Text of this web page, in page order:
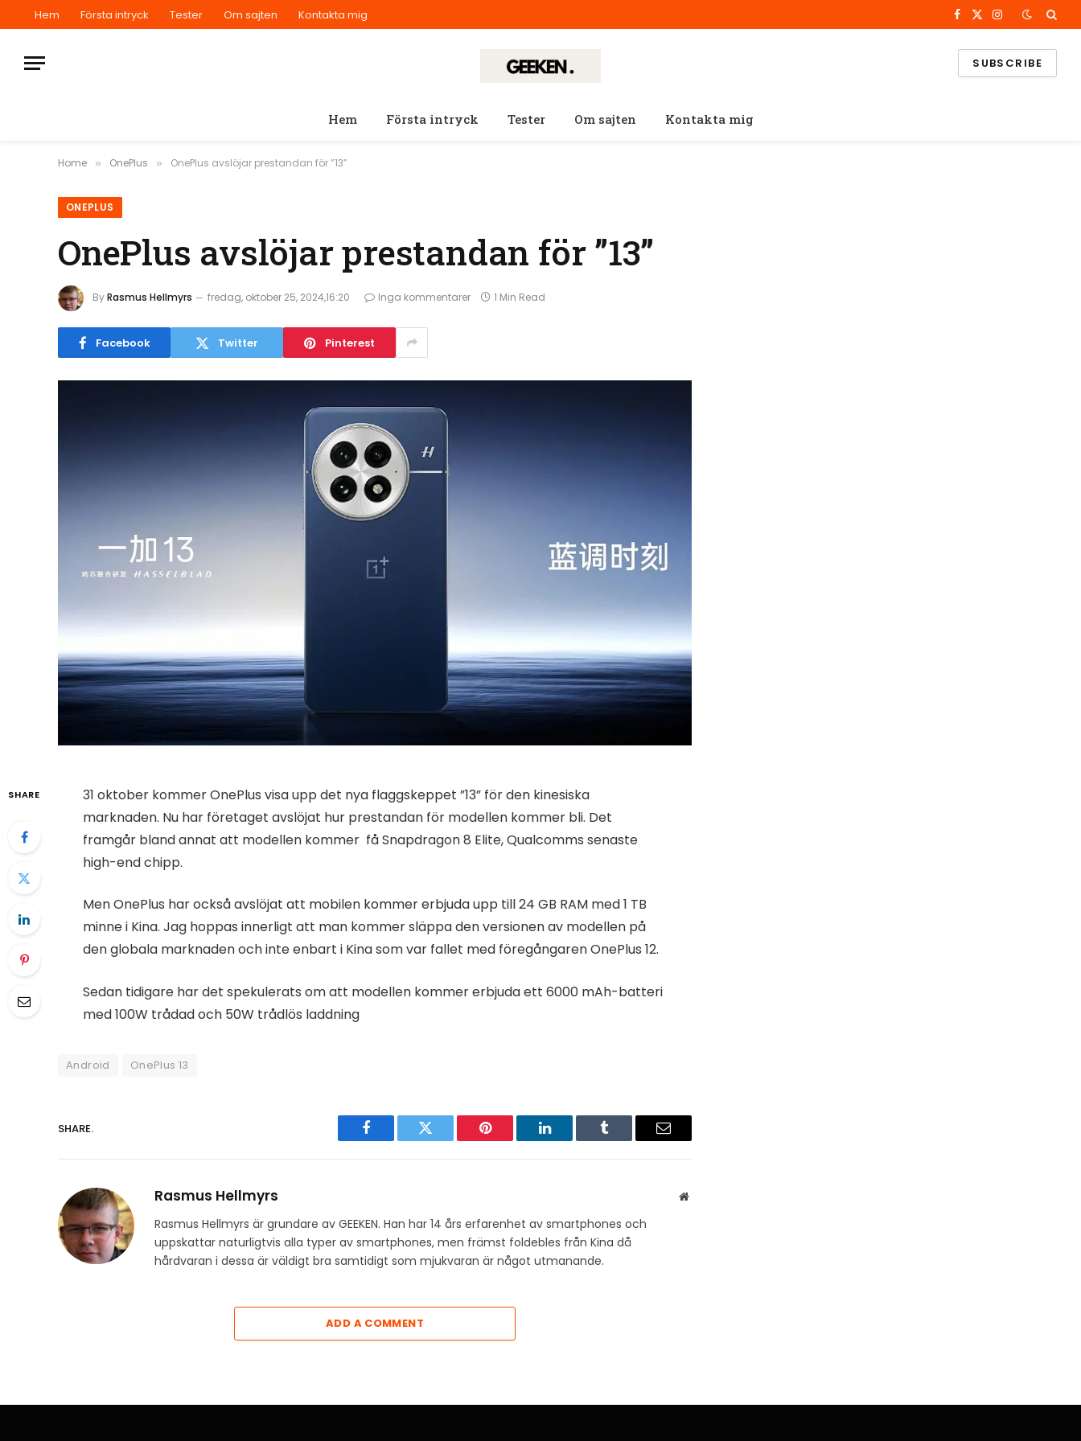
Hem Första intryck Tester Om sajten Kontakta mig Facebook
X
Instagram
SUBSCRIBE
Hem Första intryck Tester Om sajten Kontakta mig
Home » OnePlus » OnePlus avslöjar prestandan för ”13”
ONEPLUS
OnePlus avslöjar prestandan för ”13”
ByRasmus Hellmyrs fredag, oktober 25, 2024,16:20 Inga kommentarer 1 Min Read
Facebook Twitter Pinterest
SHARE
31 oktober kommer OnePlus visa upp det nya flaggskeppet ”13” för den kinesiska
marknaden. Nu har företaget avslöjat hur prestandan för modellen kommer bli. Det
framgår bland annat att modellen kommer få Snapdragon 8 Elite, Qualcomms senaste
high-end chipp.
Men OnePlus har också avslöjat att mobilen kommer erbjuda upp till 24 GB RAM med 1 TB
minne i Kina. Jag hoppas innerligt att man kommer släppa den versionen av modellen på
den globala marknaden och inte enbart i Kina som var fallet med föregångaren OnePlus 12.
Sedan tidigare har det spekulerats om att modellen kommer erbjuda ett 6000 mAh-batteri
med 100W trådad och 50W trådlös laddning
Android OnePlus 13
SHARE.
Facebook Twitter Pinterest LinkedIn Tumblr Email
Rasmus Hellmyrs Website
Rasmus Hellmyrs är grundare av GEEKEN. Han har 14 års erfarenhet av smartphones och
uppskattar naturligtvis alla typer av smartphones, men främst foldebles från Kina då
hårdvaran i dessa är väldigt bra samtidigt som mjukvaran är något utmanande.
ADD A COMMENT